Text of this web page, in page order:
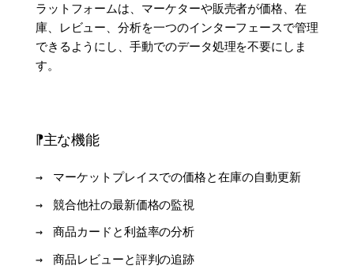
ラットフォームは、マーケターや販売者が価格、在
庫、レビュー、分析を一つのインターフェースで管理
できるようにし、手動でのデータ処理を不要にしま
す。
主な機能
マーケットプレイスでの価格と在庫の自動更新
競合他社の最新価格の監視
商品カードと利益率の分析
商品レビューと評判の追跡